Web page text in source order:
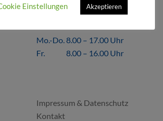
ÖFFNUNGSZEITEN
Mo.-Do. 8.00 – 17.00 Uhr
Fr. 8.00 – 16.00 Uhr
Impressum & Datenschutz
Kontakt
Einstellungen Akzeptieren